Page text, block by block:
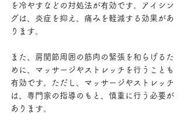
を冷やすなどの対処法が有効です。アイシン
グは、炎症を抑え、痛みを軽減する効果があ
ります。
また、肩関節周囲の筋肉の緊張を和らげるた
めに、マッサージやストレッチを行うことも
有効です。ただし、マッサージやストレッチ
は、専門家の指導のもと、慎重に行う必要が
あります。